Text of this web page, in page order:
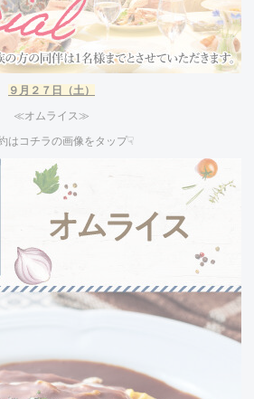
９ 月２７日（土）
≪オムライス≫
はコチラの画像をタップ☟